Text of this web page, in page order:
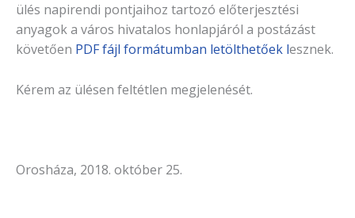
ülés napirendi pontjaihoz tartozó elő­terjesztési
anyagok a város hivatalos honlapjáról a postázást
köve­tően PDF fájl formátumban letölthetőek lesznek.
Kérem az ülésen feltétlen megjelenését.
Orosháza, 2018. október 25.